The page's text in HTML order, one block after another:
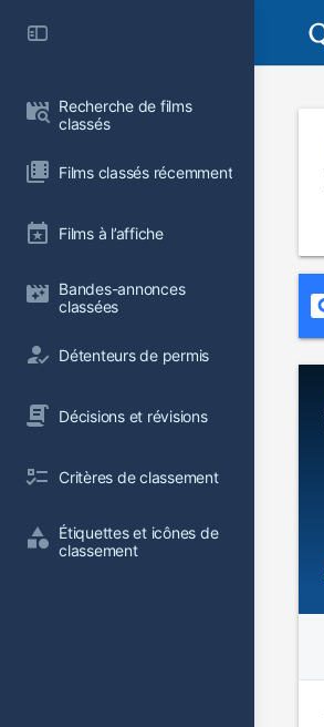
Recherche de films
classés
Films classés récemment
Films à l’affiche
Bandes-annonces
classées
Détenteurs de permis
Décisions et révisions
Critères de classement
Étiquettes et icônes de
classement